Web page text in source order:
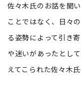
佐々木氏のお話を聞
ことではなく、日々
る姿勢によって引き
や迷いがあったとし
えてこられた佐々木